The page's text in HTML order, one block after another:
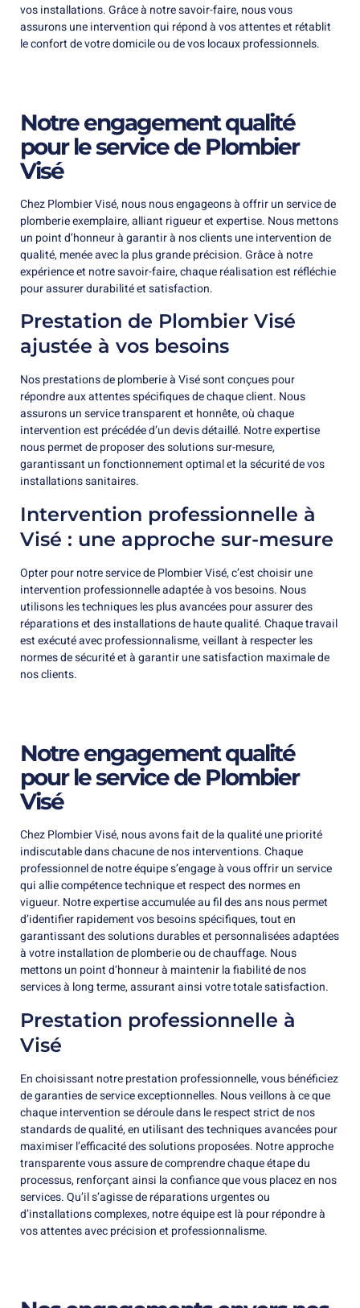
vos installations. Grâce à notre savoir-faire, nous vous
assurons une intervention qui répond à vos attentes et rétablit
le confort de votre domicile ou de vos locaux professionnels.
Notre engagement qualité
pour le service de Plombier
Visé
Chez Plombier Visé, nous nous engageons à offrir un service de
plomberie exemplaire, alliant rigueur et expertise. Nous mettons
un point d’honneur à garantir à nos clients une intervention de
qualité, menée avec la plus grande précision. Grâce à notre
expérience et notre savoir-faire, chaque réalisation est réfléchie
pour assurer durabilité et satisfaction.
Prestation de Plombier Visé
ajustée à vos besoins
Nos prestations de plomberie à Visé sont conçues pour
répondre aux attentes spécifiques de chaque client. Nous
assurons un service transparent et honnête, où chaque
intervention est précédée d’un devis détaillé. Notre expertise
nous permet de proposer des solutions sur-mesure,
garantissant un fonctionnement optimal et la sécurité de vos
installations sanitaires.
Intervention professionnelle à
Visé : une approche sur-mesure
Opter pour notre service de Plombier Visé, c’est choisir une
intervention professionnelle adaptée à vos besoins. Nous
utilisons les techniques les plus avancées pour assurer des
réparations et des installations de haute qualité. Chaque travail
est exécuté avec professionnalisme, veillant à respecter les
normes de sécurité et à garantir une satisfaction maximale de
nos clients.
Notre engagement qualité
pour le service de Plombier
Visé
Chez Plombier Visé, nous avons fait de la qualité une priorité
indiscutable dans chacune de nos interventions. Chaque
professionnel de notre équipe s’engage à vous offrir un service
qui allie compétence technique et respect des normes en
vigueur. Notre expertise accumulée au fil des ans nous permet
d’identifier rapidement vos besoins spécifiques, tout en
garantissant des solutions durables et personnalisées adaptées
à votre installation de plomberie ou de chauffage. Nous
mettons un point d’honneur à maintenir la fiabilité de nos
services à long terme, assurant ainsi votre totale satisfaction.
Prestation professionnelle à
Visé
En choisissant notre prestation professionnelle, vous bénéficiez
de garanties de service exceptionnelles. Nous veillons à ce que
chaque intervention se déroule dans le respect strict de nos
standards de qualité, en utilisant des techniques avancées pour
maximiser l’efficacité des solutions proposées. Notre approche
transparente vous assure de comprendre chaque étape du
processus, renforçant ainsi la confiance que vous placez en nos
services. Qu’il s’agisse de réparations urgentes ou
d’installations complexes, notre équipe est là pour répondre à
vos attentes avec précision et professionnalisme.